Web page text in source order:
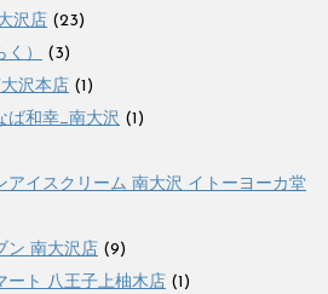
沢店 (23)
）
(3)
沢本店 (1)
ば和幸_南大沢 (1)
アイスクリーム 南大沢 イトーヨーカ堂
ン 南大沢店 (9)
ート 八王子上柚木店 (1)